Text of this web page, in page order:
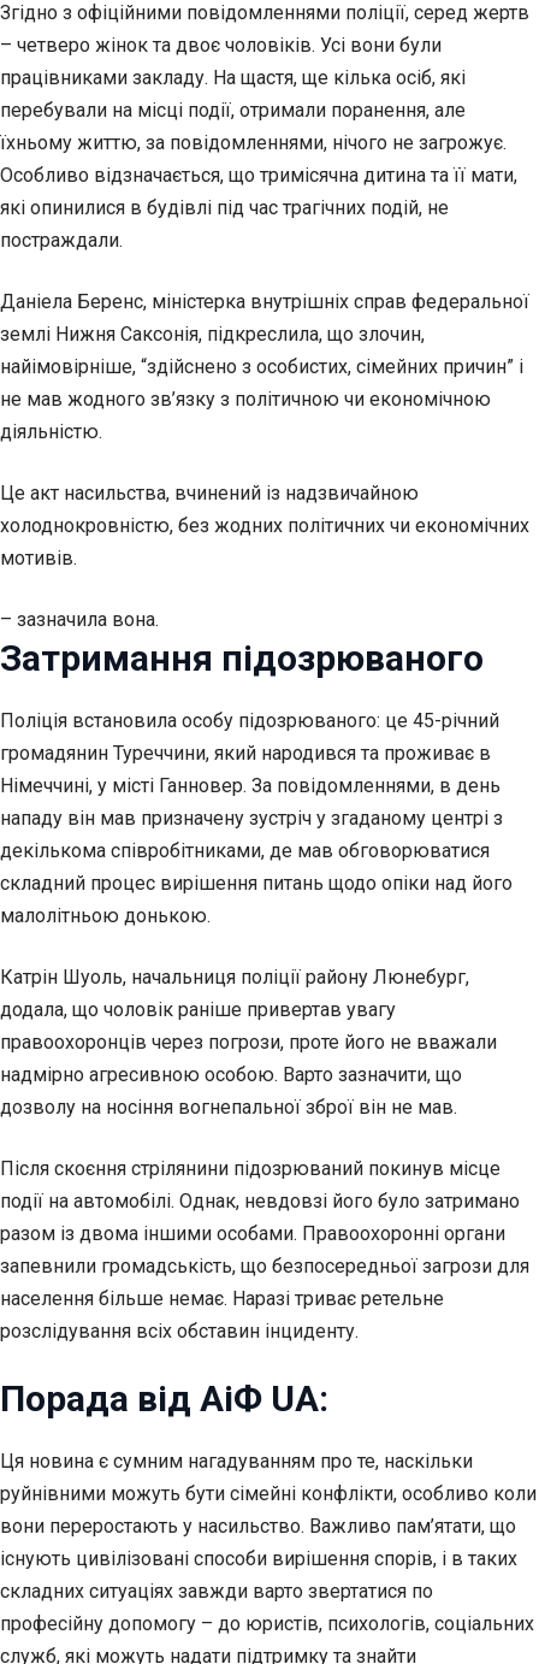
Згідно з офіційними повідомленнями поліції, серед жертв
– четверо жінок та двоє чоловіків. Усі вони були
працівниками закладу. На щастя, ще кілька осіб, які
перебували на місці події, отримали поранення, але
їхньому життю, за повідомленнями, нічого не загрожує.
Особливо відзначається, що тримісячна дитина та її мати,
які опинилися в будівлі під час трагічних подій, не
постраждали.
Даніела Беренс, міністерка внутрішніх справ федеральної
землі Нижня Саксонія, підкреслила, що злочин,
найімовірніше, “здійснено з особистих, сімейних причин” і
не мав жодного зв’язку з політичною чи економічною
діяльністю.
Це акт насильства, вчинений із надзвичайною
холоднокровністю, без жодних політичних чи економічних
мотивів.
– зазначила вона.
Затримання підозрюваного
Поліція встановила особу підозрюваного: це 45-річний
громадянин Туреччини, який народився та проживає в
Німеччині, у місті Ганновер. За повідомленнями, в день
нападу він мав призначену зустріч у згаданому центрі з
декількома співробітниками, де мав обговорюватися
складний процес вирішення питань щодо опіки над його
малолітньою донькою.
Катрін Шуоль, начальниця поліції району Люнебург,
додала, що чоловік раніше привертав увагу
правоохоронців через погрози, проте його не вважали
надмірно агресивною особою. Варто зазначити, що
дозволу на носіння вогнепальної зброї він не мав.
Після скоєння стрілянини підозрюваний покинув місце
події на автомобілі. Однак, невдовзі його було затримано
разом із двома іншими особами. Правоохоронні органи
запевнили громадськість, що безпосередньої загрози для
населення більше немає. Наразі триває ретельне
розслідування всіх обставин інциденту.
Порада від АіФ UA:
Ця новина є сумним нагадуванням про те, наскільки
руйнівними можуть бути сімейні конфлікти, особливо коли
вони переростають у насильство. Важливо пам’ятати, що
існують цивілізовані способи вирішення спорів, і в таких
складних ситуаціях завжди варто звертатися по
професійну допомогу – до юристів, психологів, соціальних
служб, які можуть надати підтримку та знайти